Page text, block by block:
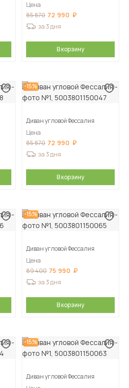
Цена
85 870 72 990
за 3 дня
В корзину
-15%
Диван угловой Фессалия
Цена
85 870 72 990
за 3 дня
В корзину
-15%
Диван угловой Фессалия
Цена
89 400 75 990
за 3 дня
В корзину
-15%
Диван угловой Фессалия